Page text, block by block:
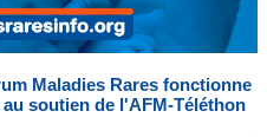
Maladies Rares fonctionne
au soutien de l'AFM-Téléthon